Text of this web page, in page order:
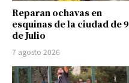
Reparan ochavas en
esquinas de la ciudad de 9
de Julio
7 agosto 2026